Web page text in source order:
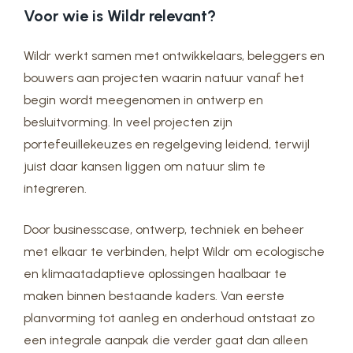
Voor wie is Wildr relevant?
Wildr werkt samen met ontwikkelaars, beleggers en
bouwers aan projecten waarin natuur vanaf het
begin wordt meegenomen in ontwerp en
besluitvorming. In veel projecten zijn
portefeuillekeuzes en regelgeving leidend, terwijl
juist daar kansen liggen om natuur slim te
integreren.
Door businesscase, ontwerp, techniek en beheer
met elkaar te verbinden, helpt Wildr om ecologische
en klimaatadaptieve oplossingen haalbaar te
maken binnen bestaande kaders. Van eerste
planvorming tot aanleg en onderhoud ontstaat zo
een integrale aanpak die verder gaat dan alleen